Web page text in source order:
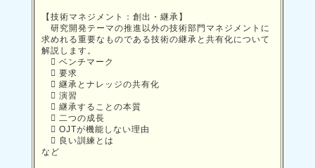
【技術マネジメント：創出・継承】
研究開発テーマの推進以外の技術部門マネジメントに
求めれる重要なものである技術の継承と共有化について
解説します。
 ベンチマーク
 要求
 継承とナレッジの共有化
 演習
 継承することの本質
 二つの成長
 OJTが機能しない理由
 良い訓練とは
など